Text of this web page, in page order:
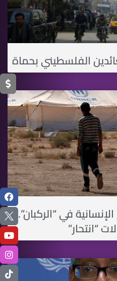
الفلسطيني بحماة
في “الركبان”..
“انتحار”